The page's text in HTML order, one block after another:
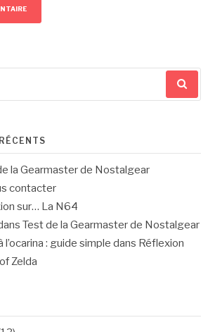
la Gearmaster de Nostalgear
contacter
sur… La N64
Test de la Gearmaster de Nostalgear
l’ocarina : guide simple dans Réflexion
Zelda